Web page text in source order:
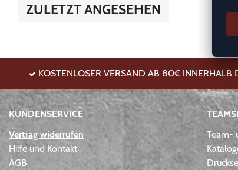
ZULETZT ANGESEHEN
KOSTENLOSER VERSAND AB 80€ INNERHALB
KUNDENSERVICE
Vertrag widerrufen
Hilfe und Kontakt
AGB
Team-